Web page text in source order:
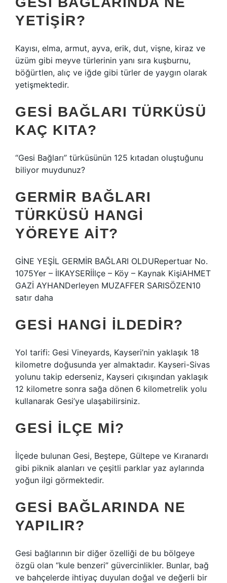
YETIŞIR?
Kayısı, elma, armut, ayva, erik, dut, vişne, kiraz ve
üzüm gibi meyve türlerinin yanı sıra kuşburnu,
böğürtlen, alıç ve iğde gibi türler de yaygın olarak
yetişmektedir.
GESI BAĞLARI TÜRKÜSÜ
KAÇ KITA?
“Gesi Bağları” türküsünün 125 kıtadan oluştuğunu
biliyor muydunuz?
GERMIR BAĞLARI
TÜRKÜSÜ HANGI
YÖREYE AIT?
GİNE YEŞİL GERMİR BAĞLARI OLDURepertuar No.
1075Yer – İlKAYSERİİlçe – Köy – Kaynak KişiAHMET
GAZİ AYHANDerleyen MUZAFFER SARISÖZEN10
satır daha
GESI HANGI ILDEDIR?
Yol tarifi: Gesi Vineyards, Kayseri’nin yaklaşık 18
kilometre doğusunda yer almaktadır. Kayseri-Sivas
yolunu takip ederseniz, Kayseri çıkışından yaklaşık
12 kilometre sonra sağa dönen 6 kilometrelik yolu
kullanarak Gesi’ye ulaşabilirsiniz.
GESI ILÇE MI?
İlçede bulunan Gesi, Beştepe, Gültepe ve Kıranardı
gibi piknik alanları ve çeşitli parklar yaz aylarında
yoğun ilgi görmektedir.
GESI BAĞLARINDA NE
YAPILIR?
Gesi bağlarının bir diğer özelliği de bu bölgeye
özgü olan “kule benzeri” güvercinlikler. Bunlar, bağ
ve bahçelerde ihtiyaç duyulan doğal ve değerli bir